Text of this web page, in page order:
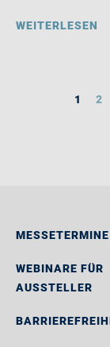
WEITERLESEN
1 2
MESSETERMINE
WEBINARE FÜR
AUSSTELLER